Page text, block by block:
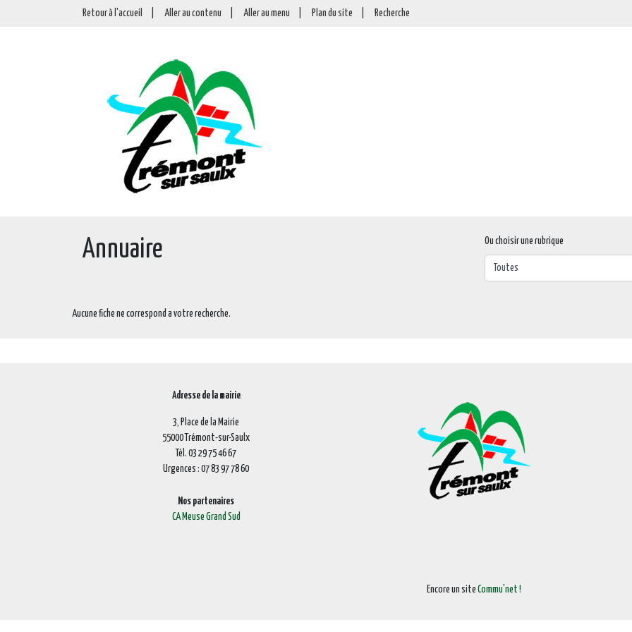
Retour à l'accueil Aller au contenu Aller au menu Plan du site Recherche
Annuaire Ou choisir une rubrique
Aucune fiche ne correspond a votre recherche.
Adresse de la mairie
3, Place de la Mairie
55000 Trémont-sur-Saulx
Tél. 03 29 75 46 67
Urgences : 07 83 97 78 60
Nos partenaires
CA Meuse Grand Sud
Encore un site Commu'net !